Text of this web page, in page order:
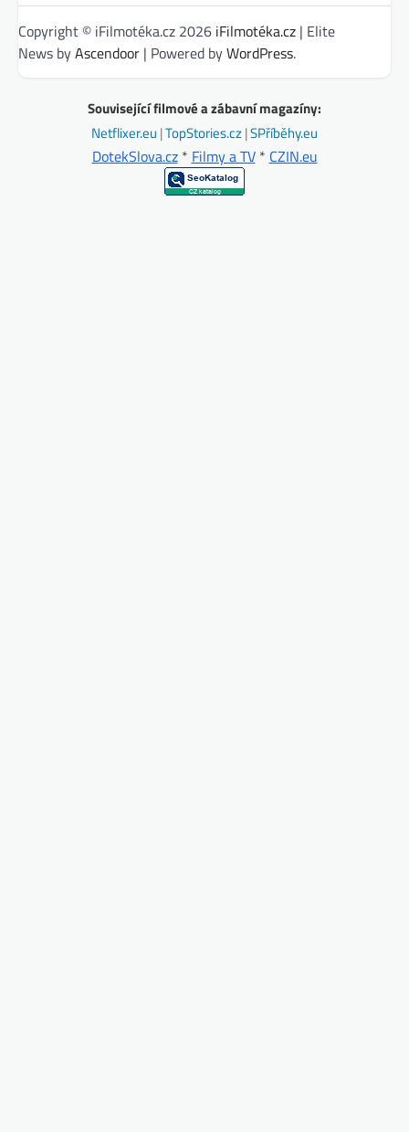
Copyright © iFilmotéka.cz 2026 iFilmotéka.cz | Elite
News byAscendoor | Powered byWordPress.
Související filmové a zábavní magazíny:
Netflixer.eu |TopStories.cz|SPříběhy.eu
DotekSlova.cz* Filmy a TV* CZIN.eu